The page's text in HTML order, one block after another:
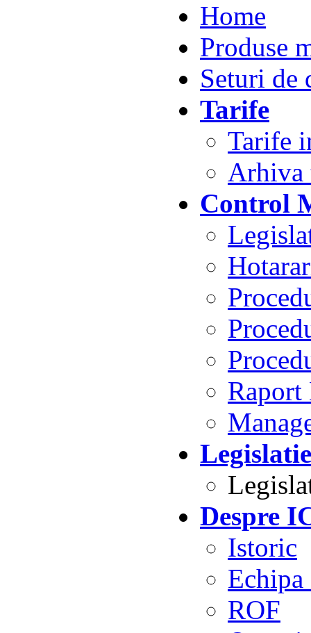
Home
Produse
Seturi de
Tarife
Tarife
Arhiva
Control
Raport
Legislatie
Despre
Istoric
ROF